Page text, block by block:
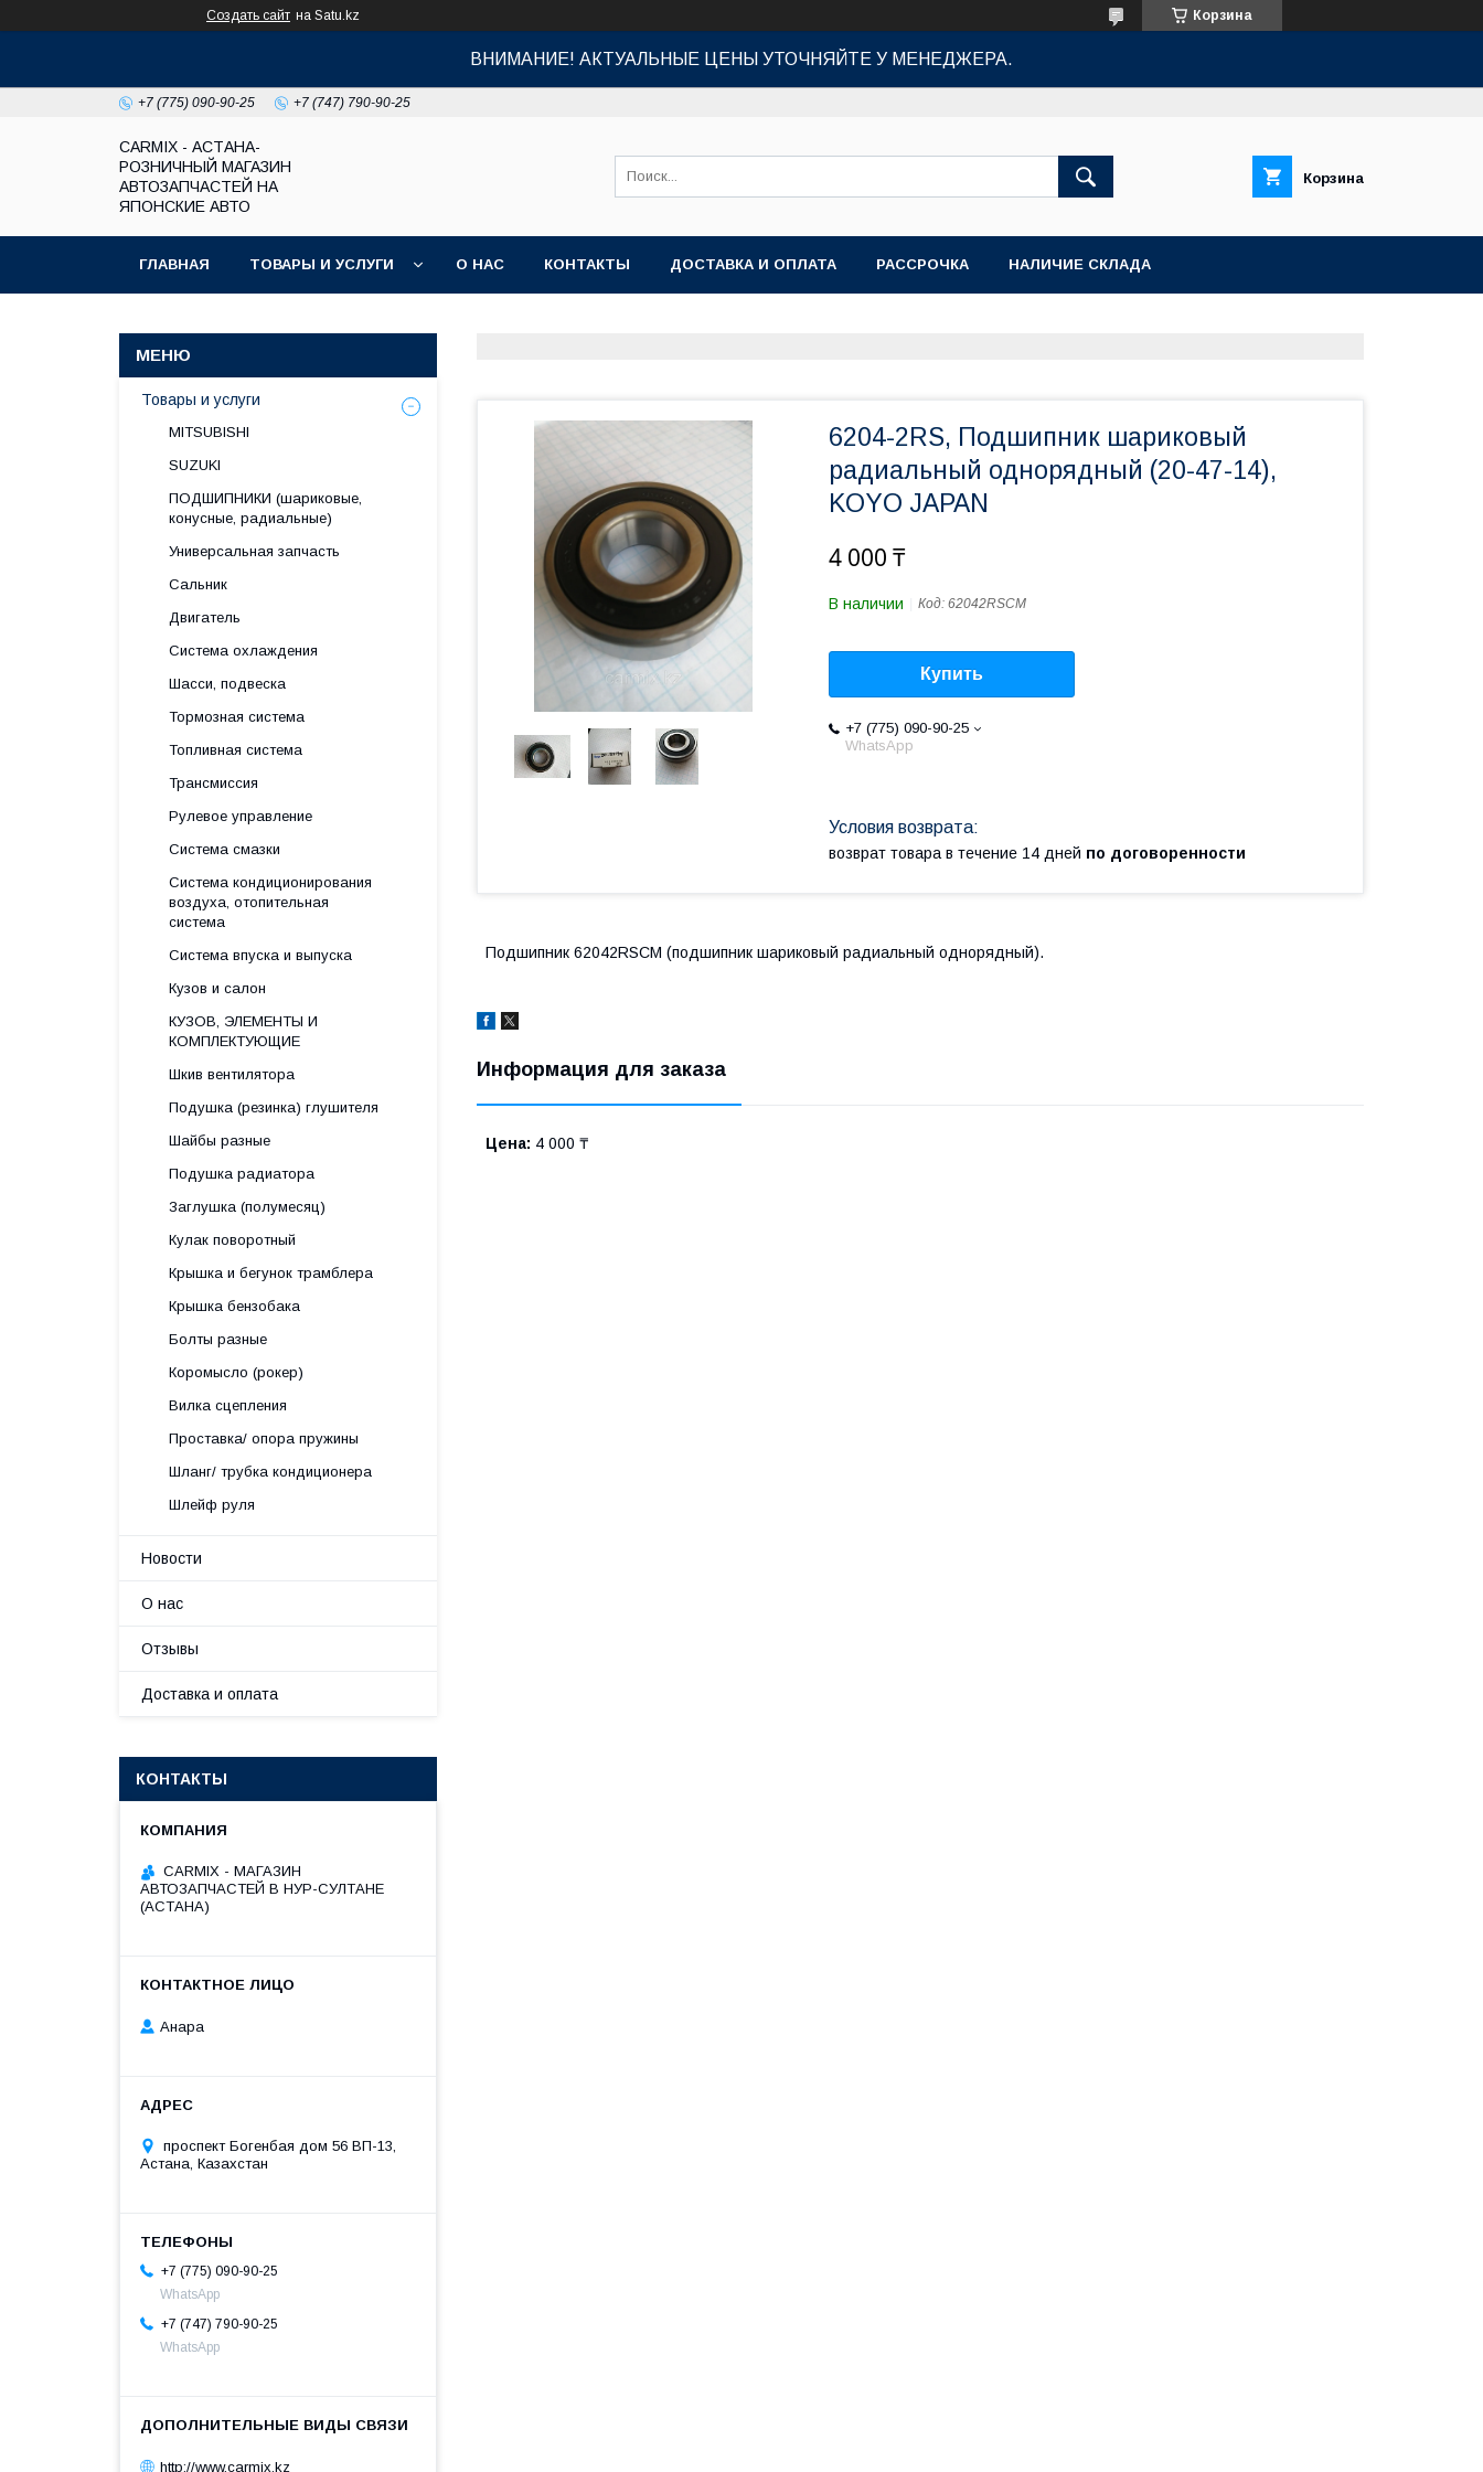
Создать сайт на Satu.kz Корзина
ВНИМАНИЕ! АКТУАЛЬНЫЕ ЦЕНЫ УТОЧНЯЙТЕ У МЕНЕДЖЕРА.
+7 (775) 090-90-25 +7 (747) 790-90-25
СARMIX - АСТАНА-
РОЗНИЧНЫЙ МАГАЗИН
АВТОЗАПЧАСТЕЙ НА
ЯПОНСКИЕ АВТО
Корзина
ГЛАВНАЯ ТОВАРЫ И УСЛУГИ О НАС КОНТАКТЫ ДОСТАВКА И ОПЛАТА РАССРОЧКА НАЛИЧИЕ СКЛАДА
6204-2RS, Подшипник шариковый
радиальный однорядный (20-47-14),
KOYO JAPAN
4 000 ₸
В наличии Код: 62042RSCM
Купить
+7 (775) 090-90-25
WhatsApp
возврат товара в течение 14 дней по договоренности
Подшипник 62042RSCM (подшипник шариковый радиальный однорядный).
Информация для заказа
Цена: 4 000 ₸
Товары и услуги
MITSUBISHI
SUZUKI
ПОДШИПНИКИ (шариковые,
конусные, радиальные)
Универсальная запчасть
Сальник
Двигатель
Система охлаждения
Шасси, подвеска
Тормозная система
Топливная система
Трансмиссия
Рулевое управление
Система смазки
Система кондиционирования
воздуха, отопительная
система
Система впуска и выпуска
Кузов и салон
КУЗОВ, ЭЛЕМЕНТЫ И
КОМПЛЕКТУЮЩИЕ
Шкив вентилятора
Подушка (резинка) глушителя
Шайбы разные
Подушка радиатора
Заглушка (полумесяц)
Кулак поворотный
Крышка и бегунок трамблера
Крышка бензобака
Болты разные
Коромысло (рокер)
Вилка сцепления
Проставка/ опора пружины
Шланг/ трубка кондиционера
Шлейф руля
Новости
О нас
Отзывы
Доставка и оплата
КОНТАКТЫ
СARMIX - МАГАЗИН
АВТОЗАПЧАСТЕЙ В НУР-СУЛТАНЕ
(АСТАНА)
Анара
проспект Богенбая дом 56 ВП-13,
Астана, Казахстан
+7 (775) 090-90-25
WhatsApp
+7 (747) 790-90-25
WhatsApp
http://www.carmix.kz